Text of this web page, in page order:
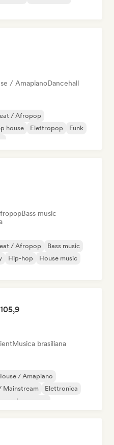
/ AmapianoDancehall
/ Afropop
house Elettropop
Funk
Bass music
/ Afropop
Bass music
Hip-hop
House music
Musica brasiliana
/ Amapiano
Mainstream
Elettronica
per le vacanze